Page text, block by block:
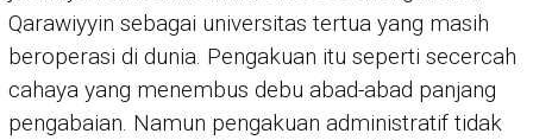
Qarawiyyin sebagai universitas tertua yang masih
beroperasi di dunia. Pengakuan itu seperti secercah
cahaya yang menembus debu abad-abad panjang
pengabaian. Namun pengakuan administratif tidak